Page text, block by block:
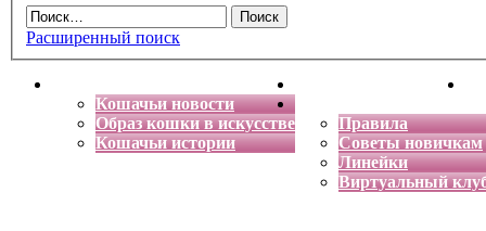
Расширенный поиск
Кошачьи новости
Образ кошки в искусстве
Кошачьи истории
Энциклопедия кошек
Правила
Советы новичкам
Линейки
Виртуальный